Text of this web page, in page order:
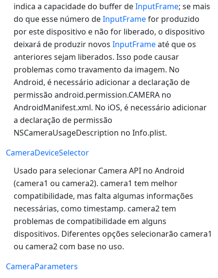
indica a capacidade do buffer deInputFrame; se mais
do que esse número deInputFramefor produzido
por este dispositivo e não for liberado, o dispositivo
deixará de produzir novos InputFrameaté que os
anteriores sejam liberados. Isso pode causar
problemas como travamento da imagem. No
Android, é necessário adicionar a declaração de
permissão android.permission.CAMERA no
AndroidManifest.xml. No iOS, é necessário adicionar
a declaração de permissão
NSCameraUsageDescription no Info.plist.
CameraDeviceSelector
Usado para selecionar Camera API no Android
(camera1 ou camera2). camera1 tem melhor
compatibilidade, mas falta algumas informações
necessárias, como timestamp. camera2 tem
problemas de compatibilidade em alguns
dispositivos. Diferentes opções selecionarão camera1
ou camera2 com base no uso.
CameraParameters